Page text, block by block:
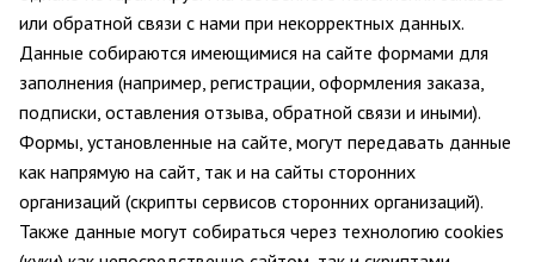
или обратной связи с нами при некорректных данных.
Данные собираются имеющимися на сайте формами для
заполнения (например, регистрации, оформления заказа,
подписки, оставления отзыва, обратной связи и иными).
Формы, установленные на сайте, могут передавать данные
как напрямую на сайт, так и на сайты сторонних
организаций (скрипты сервисов сторонних организаций).
Также данные могут собираться через технологию cookies